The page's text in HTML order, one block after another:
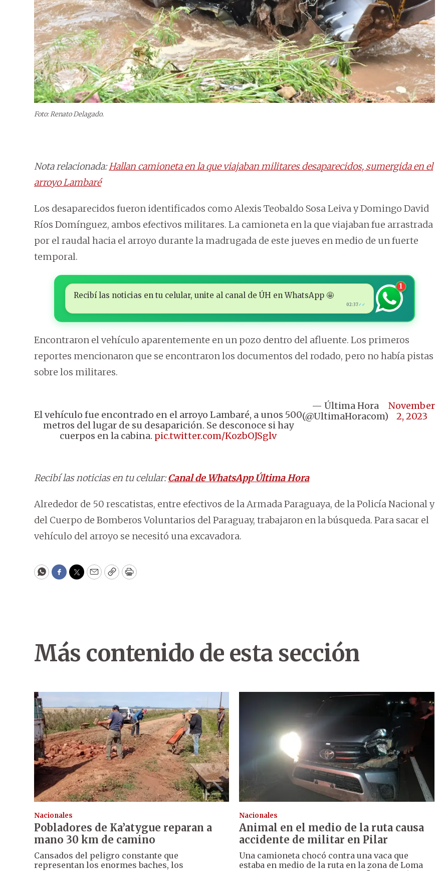
Foto: Renato Delagado.
Nota relacionada:Hallan camioneta en la que viajaban militares desaparecidos, sumergida en el
arroyo Lambaré
Los desaparecidos fueron identificados como Alexis Teobaldo Sosa Leiva y Domingo David
Ríos Domínguez, ambos efectivos militares. La camioneta en la que viajaban fue arrastrada
por el raudal hacia el arroyo durante la madrugada de este jueves en medio de un fuerte
temporal.
Recibí las noticias en tu celular, unite al canal de ÚH en WhatsApp 🤩
02:37✓✓
1
Encontraron el vehículo aparentemente en un pozo dentro del afluente. Los primeros
reportes mencionaron que se encontraron los documentos del rodado, pero no había pistas
sobre los militares.
El vehículo fue encontrado en el arroyo Lambaré, a unos 500
metros del lugar de su desaparición. Se desconoce si hay
cuerpos en la cabina. pic.twitter.com/KozbOJSglv
— Última Hora
(@UltimaHoracom)
November
2, 2023
Recibí las noticias en tu celular:Canal de WhatsApp Última Hora
Alrededor de 50 rescatistas, entre efectivos de la Armada Paraguaya, de la Policía Nacional y
del Cuerpo de Bomberos Voluntarios del Paraguay, trabajaron en la búsqueda. Para sacar el
vehículo del arroyo se necesitó una excavadora.
WhatsApp
Facebook
Twitter
EmailCopyPrint
Más contenido de esta sección
Nacionales
Pobladores de Ka’atygue reparan a
mano 30 km de camino
Cansados del peligro constante que
representan los enormes baches, los
Nacionales
Animal en el medio de la ruta causa
accidente de militar en Pilar
Una camioneta chocó contra una vaca que
estaba en medio de la ruta en la zona de Loma